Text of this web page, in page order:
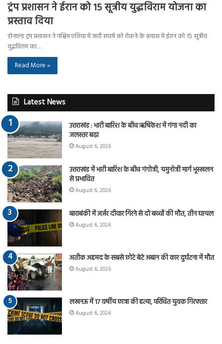
ट्रंप प्रशासन ने ईरान को 15 सूत्रीय युद्धविराम योजना का
प्रस्ताव दिया
डोनाल्ड ट्रंप प्रशासन ने पश्चिम एशिया में जारी संघर्ष को रोकने के प्रयास में ईरान को 15 सूत्रीय
युद्धविराम का…
Read More »
Latest News
उत्तराखंड : भारी बारिश के बीच ऋषिकेश में गंगा नदी का
जलस्तर बढ़ा
August 6, 2026
उत्तराखंड में भारी बारिश के बीच गंगोत्री, यमुनोत्री मार्ग भूस्खलन
से प्रभावित
August 6, 2026
बाराबंकी में जर्जर दीवार गिरने से दो बच्चों की मौत, तीन घायल
August 6, 2026
अतीक अहमद के सबसे छोटे बेटे अबान की कार दुर्घटना में मौत
August 6, 2026
लखनऊ में 17 वर्षीय छात्रा की हत्या, परिचित युवक गिरफ्तार
August 6, 2026